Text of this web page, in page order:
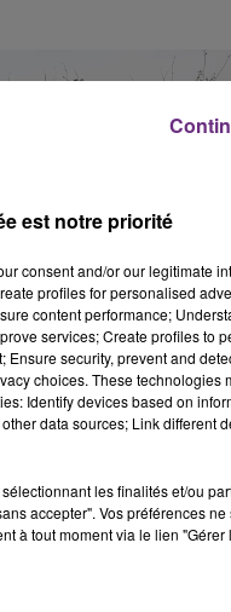
est notre priorité
consent and/or our legitimate
profiles for personalised
content performance;
services; Create profiles to
security, prevent and
choices. These technologies
Identify devices based on
data sources; Link different
les finalités et/ou
accepter". Vos préférences
à tout moment via le lien